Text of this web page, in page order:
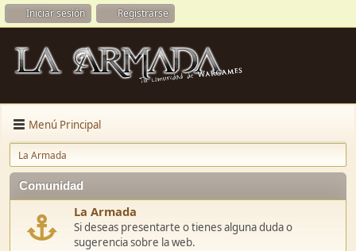
Iniciar sesión Registrarse
Menú Principal
La Armada
Comunidad
La Armada
Si deseas presentarte o tienes alguna duda o
sugerencia sobre la web.